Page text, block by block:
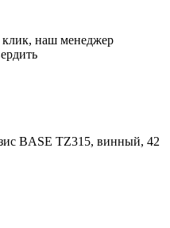
клик, наш менеджер
BASE TZ315, винный, 42